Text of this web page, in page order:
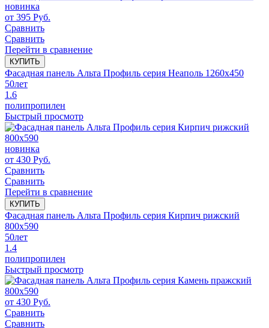
новинка
от 395 Руб.
Сравнить
Сравнить
Перейти в сравнение
КУПИТЬ
Фасадная панель Альта Профиль серия Неаполь 1260х450
50лет
1.6
полипропилен
Быстрый просмотр
новинка
от 430 Руб.
Сравнить
Сравнить
Перейти в сравнение
КУПИТЬ
Фасадная панель Альта Профиль серия Кирпич рижский
800x590
50лет
1.4
полипропилен
Быстрый просмотр
от 430 Руб.
Сравнить
Сравнить